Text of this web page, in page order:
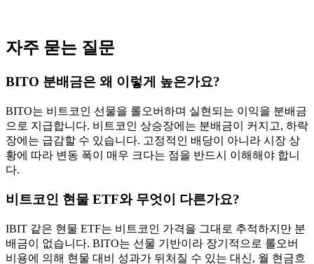
자주 묻는 질문
BITO 분배금은 왜 이렇게 높은가요?
BITO는 비트코인 선물을 롤오버하며 실현되는 이익을 분배금
으로 지급합니다. 비트코인 상승장에는 분배금이 커지고, 하락
장에는 급감할 수 있습니다. 고정적인 배당이 아니라 시장 상
황에 따라 변동 폭이 매우 크다는 점을 반드시 이해해야 합니
다.
비트코인 현물 ETF와 무엇이 다른가요?
IBIT 같은 현물 ETF는 비트코인 가격을 그대로 추적하지만 분
배금이 없습니다. BITO는 선물 기반이라 장기적으로 롤오버
비용에 의해 현물 대비 성과가 뒤처질 수 있는 대신, 월 현금흐